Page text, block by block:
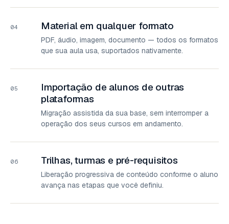
04 Material em qualquer formato
PDF, áudio, imagem, documento — todos os formatos
que sua aula usa, suportados nativamente.
05
Importação de alunos de outras
plataformas
Migração assistida da sua base, sem interromper a
operação dos seus cursos em andamento.
06 Trilhas, turmas e pré-requisitos
Liberação progressiva de conteúdo conforme o aluno
avança nas etapas que você definiu.